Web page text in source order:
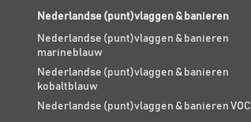
Nederlandse (punt)vlaggen & banieren
Nederlandse (punt)vlaggen & banieren
marineblauw
Nederlandse (punt)vlaggen & banieren
kobaltblauw
Nederlandse (punt)vlaggen & banieren VOC